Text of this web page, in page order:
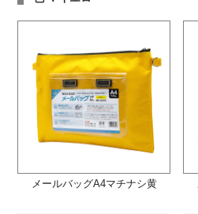
メールバッグA4マチナシ黄